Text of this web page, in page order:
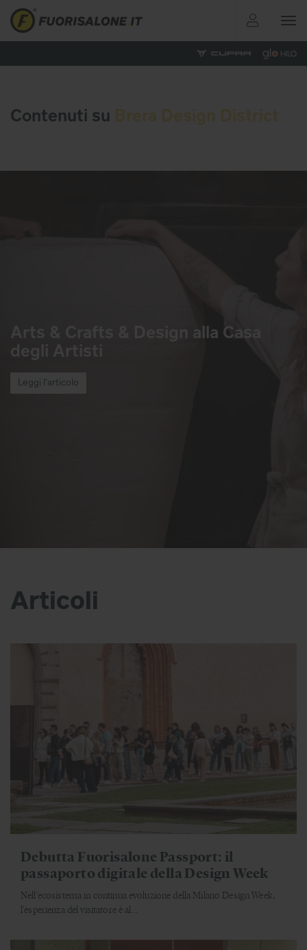
Toggle
Contenuti su
Arts & Crafts & Design alla Casa
degli Artisti
Leggi l'articolo
Articoli
Debutta Fuorisalone Passport: il
passaporto digitale della Design Week
Nell'ecosistema in continua evoluzione della Milano Design Week,
l'esperienza del visitatore è al...